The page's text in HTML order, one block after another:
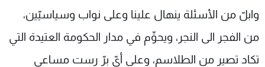
وابلّ من الأسئلة ينهال علينا وعلى نواب وسياسيّين،
من الفجر الى النجر، ويحوِّم في مدار الحكومة العتيدة التي
تكاد تصير من الطلاسم، وعلى أيّ برّ رست مساعي
منوعات رياضة